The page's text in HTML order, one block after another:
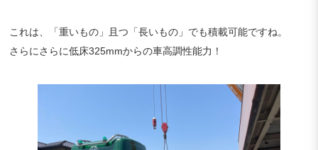
これは、「重いもの」且つ「長いもの」でも積載可能ですね。
さらにさらに低床325mmからの車高調性能力！